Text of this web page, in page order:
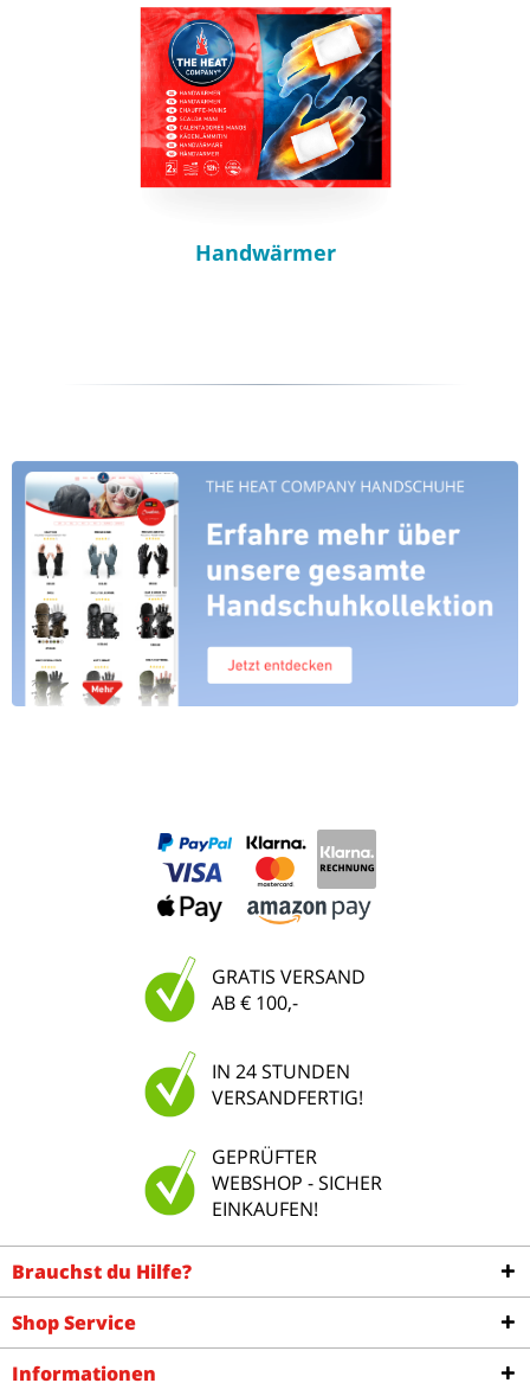
Handwärmer
GRATIS VERSAND
AB € 100,-
IN 24 STUNDEN
VERSANDFERTIG!
GEPRÜFTER
WEBSHOP - SICHER
EINKAUFEN!
Brauchst du Hilfe?
Shop Service
Informationen